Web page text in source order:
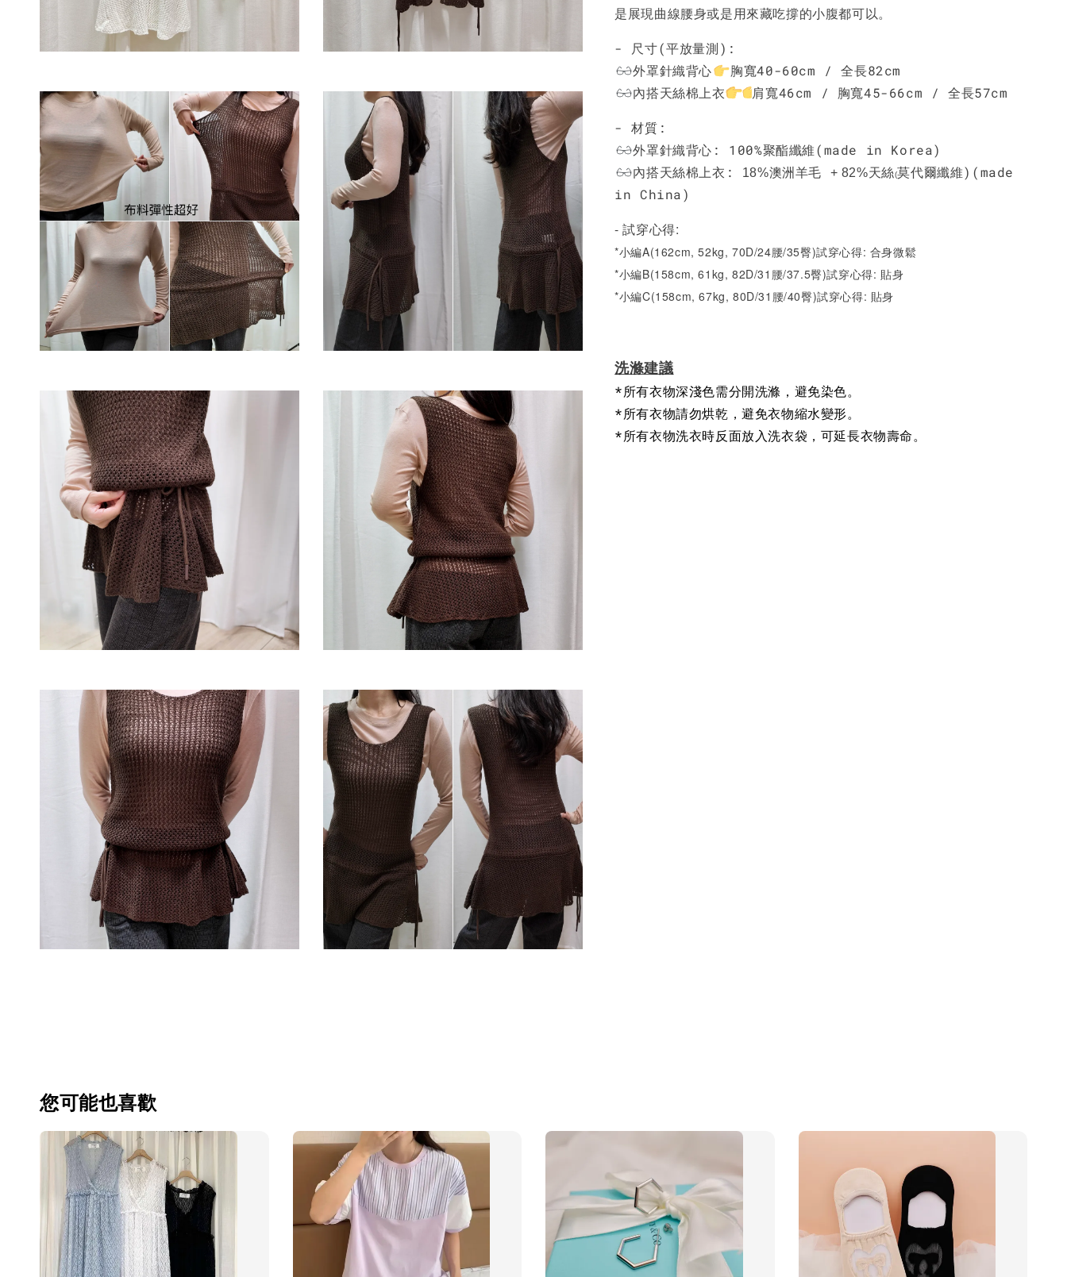
是展現曲線腰身或是用來藏吃撐的小腹都可以。
- 尺寸(平放量測):
外罩針織背心
胸寬40-60cm / 全長82cm
內搭天絲棉上衣
肩寬46cm / 胸寬45-66cm / 全長57cm
- 材質:
外罩針織背心: 100%聚酯纖維(made in Korea)
內搭天絲棉上衣:
18%澳洲羊毛 + 82%天絲(莫代爾纖維)(made
in China)
- 試穿心得:
*小編A(162cm, 52kg, 70D/24腰/35臀)試穿心得: 合身微鬆
*小編B(158cm, 61kg, 82D/31腰/37.5臀)試穿心得: 貼身
*小編C(158cm, 67kg, 80D/31腰/40臀)試穿心得: 貼身
洗滌建議
*所有衣物深淺色需分開洗滌，避免染色。
*所有衣物請勿烘乾，避免衣物縮水變形。
*所有衣物洗衣時反面放入洗衣袋，可延長衣物壽命。
您可能也喜歡